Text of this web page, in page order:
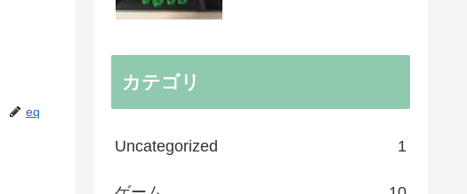
eq
カテゴリ
Uncategorized 1